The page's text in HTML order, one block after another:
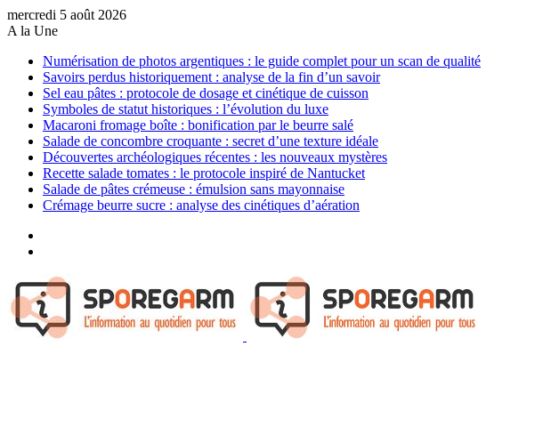
mercredi 5 août 2026
A la Une
Numérisation de photos argentiques : le guide complet pour un scan de qualité
Savoirs perdus historiquement : analyse de la fin d’un savoir
Sel eau pâtes : protocole de dosage et cinétique de cuisson
Symboles de statut historiques : l’évolution du luxe
Macaroni fromage boîte : bonification par le beurre salé
Salade de concombre croquante : secret d’une texture idéale
Découvertes archéologiques récentes : les nouveaux mystères
Recette salade tomates : le protocole inspiré de Nantucket
Salade de pâtes crémeuse : émulsion sans mayonnaise
Crémage beurre sucre : analyse des cinétiques d’aération
Menu